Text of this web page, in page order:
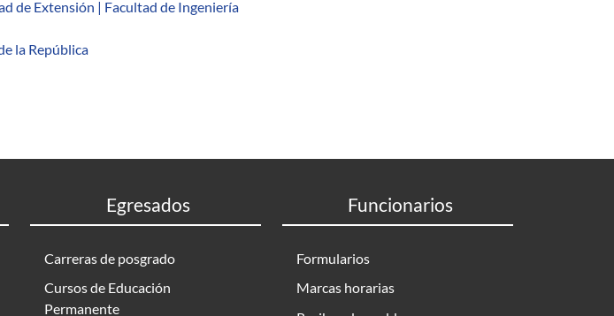
de Extensión | Facultad de Ingeniería
la República
Egresados
Carreras de posgrado
Cursos de Educación
Permanente
Funcionarios
Formularios
Marcas horarias